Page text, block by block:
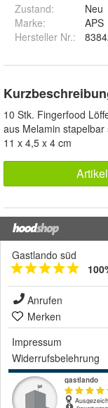
Zustand:
Neu
Marke:
APS
Hersteller Nr.:
10 Stk. Fingerfood
aus Melamin
11 x 4,5 x 4 cm
Gastlando süd
Anrufen
Merken
Impressum
Widerrufsbelehrung